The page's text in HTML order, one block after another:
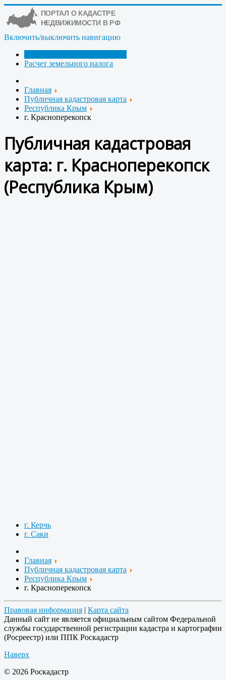
Включить/выключить навигацию
Расчет земельного налога
Главная
Публичная кадастровая карта
Республика Крым
г. Красноперекопск
Публичная кадастровая
карта: г. Красноперекопск
(Республика Крым)
г. Керчь
г. Саки
Главная
Публичная кадастровая карта
Республика Крым
г. Красноперекопск
Правовая информация | Карта сайта
Данный сайт не является официальным сайтом Федеральной
службы государственной регистрации кадастра и картографии
(Росреестр) или ППК Роскадастр
Наверх
© 2026 Роскадастр